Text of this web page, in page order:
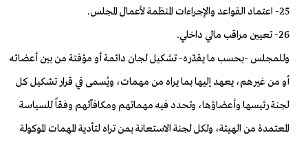
25- اعتماد القواعد والإجراءات المنظمة لأعمال المجلس.
26- تعيين مراقب مالي داخلي.
وللمجلس -بحسب ما يقدّره- تشكيل لجان دائمة أو مؤقتة من بين أعضائه
أو من غيرهم، يعهد إليها بما يراه من مهمات، ويُسمى في قرار تشكيل كل
لجنة رئيسها وأعضاؤها، وتحدد فيه مهماتهم ومكافآتهم وفقاً للسياسة
المعتمدة من الهيئة، ولكل لجنة الاستعانة بمن تراه لتأدية المهمات الموكولة